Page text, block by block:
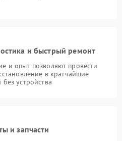
и быстрый ремонт
и опыт позволяют провести
в кратчайшие
устройства
и запчасти